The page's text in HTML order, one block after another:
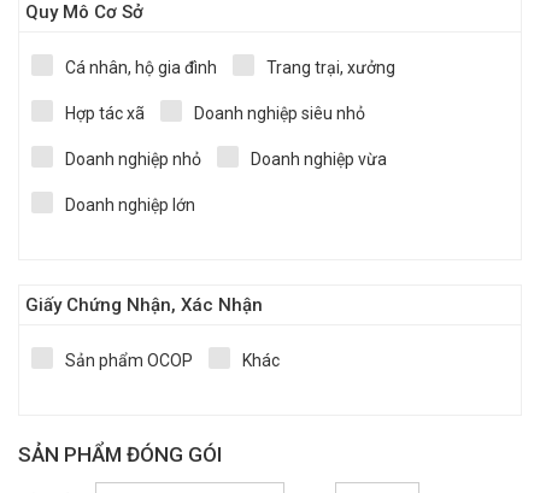
Quy Mô Cơ Sở
Cá nhân, hộ gia đình Trang trại, xưởng
Hợp tác xã Doanh nghiệp siêu nhỏ
Doanh nghiệp nhỏ Doanh nghiệp vừa
Doanh nghiệp lớn
Giấy Chứng Nhận, Xác Nhận
Sản phẩm OCOP Khác
SẢN PHẨM ĐÓNG GÓI